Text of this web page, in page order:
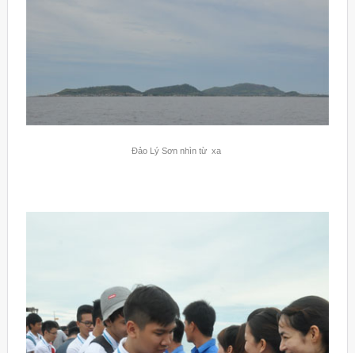
Đảo Lý Sơn nhìn từ xa